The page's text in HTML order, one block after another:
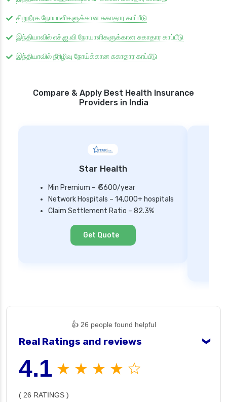
சிறுநீரக நோயாளிகளுக்கான சுகாதார காப்பீடு
இந்தியாவில் எச்.ஐ.வி நோயாளிகளுக்கான சுகாதார காப்பீடு
இந்தியாவில் நீரிழிவு நோய்க்கான சுகாதார காப்பீடு
Compare & Apply Best Health Insurance
Providers in India
Star Health
Min Premium – ₹ 3600/year
Network Hospitals – 14,000+ hospitals
Claim Settlement Ratio – 82.3%
Get Quote
👍 26 people found helpful
Real Ratings and reviews ❯
4.1 ★ ★ ★ ★ ☆
( 26 RATINGS )